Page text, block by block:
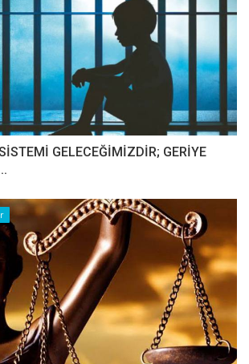
GELECEĞİMİZDİR; GERİYE